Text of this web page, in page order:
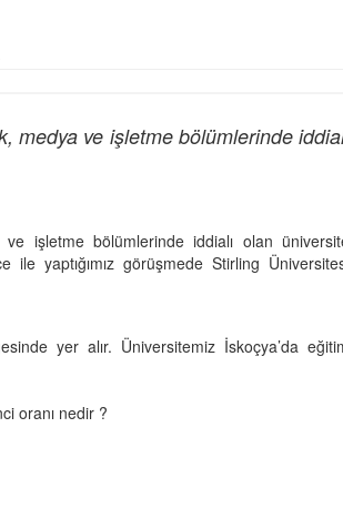
medya ve işletme bölümlerinde
işletme bölümlerinde iddialı olan
ile yaptığımız görüşmede Stirling
yer alır. Üniversitemiz İskoçya’da
oranı nedir ?